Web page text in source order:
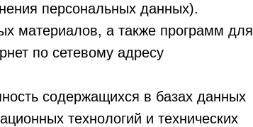
персональных данных).
материалов, а также программ для
по сетевому адресу
содержащихся в базах данных
технологий и технических